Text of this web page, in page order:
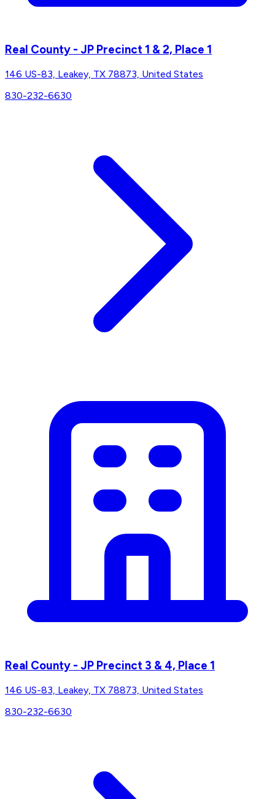
Real County - JP Precinct 1 & 2, Place 1
146 US-83, Leakey, TX 78873, United States
830-232-6630
Real County - JP Precinct 3 & 4, Place 1
146 US-83, Leakey, TX 78873, United States
830-232-6630